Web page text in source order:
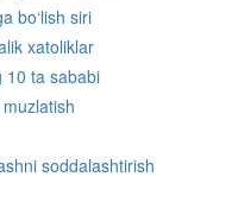
bo‘lish siri
xatoliklar
10 ta sababi
muzlatish
soddalashtirish